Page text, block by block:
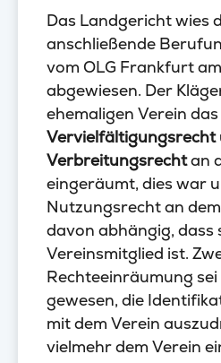
Das Landgericht wies
anschließende
vom OLG Frankfurt
abgewiesen. Der
ehemaligen Verein das
Vervielfältigungsrecht
Verbreitungsrechtan
eingeräumt, dies war
Nutzungsrecht an
davon abhängig, dass
Vereinsmitglied ist.
Rechteeinräumung
gewesen, die
mit dem Verein
vielmehr dem Verein